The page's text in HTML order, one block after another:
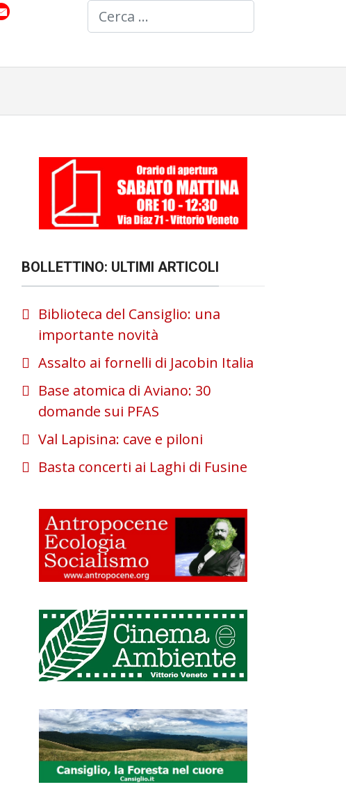
Cerca
BOLLETTINO: ULTIMI ARTICOLI
Biblioteca del Cansiglio: una
importante novità
Assalto ai fornelli di Jacobin Italia
Base atomica di Aviano: 30
domande sui PFAS
Val Lapisina: cave e piloni
Basta concerti ai Laghi di Fusine